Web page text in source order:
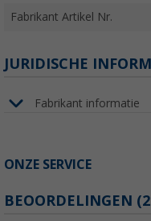
Fabrikant Artikel Nr.
JURIDISCHE
Fabrikant informatie
ONZE SERVICE
BEOORDELINGEN